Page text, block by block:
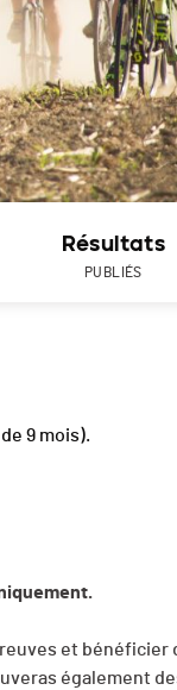
Résultats
PUBLIÉS
9 mois).
et bénéficier
également